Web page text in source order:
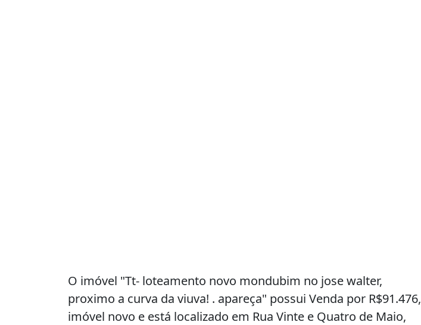
O imóvel "Tt- loteamento novo mondubim no jose walter,
proximo a curva da viuva! . apareça" possui Venda por R$91.476,
imóvel novo e está localizado em Rua Vinte e Quatro de Maio,